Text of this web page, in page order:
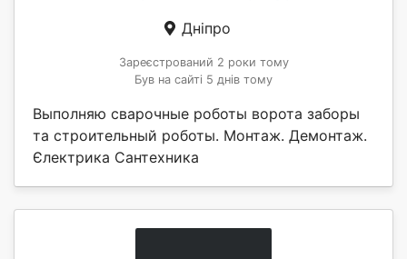
Дніпро
Зареєстрований 2 роки тому
Був на сайті 5 днів тому
Выполняю сварочные роботы ворота заборы
та строительный роботы. Монтаж. Демонтаж.
Єлектрика Сантехника